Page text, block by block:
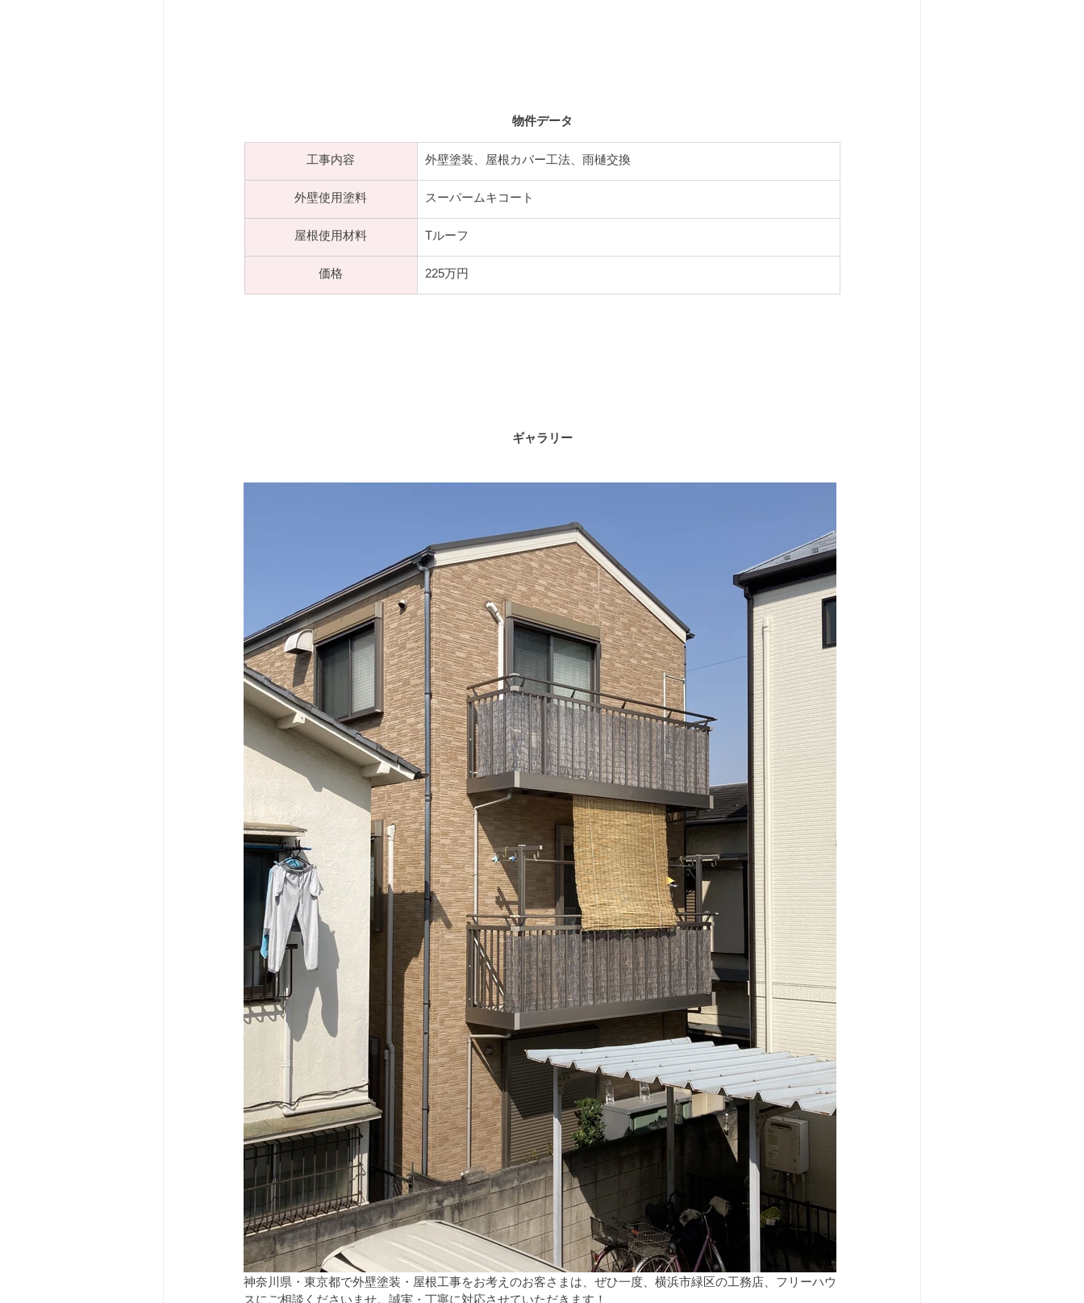
物件データ
​工事内容 ​外壁塗装、屋根カバー工法、雨樋交換
​外壁使用塗料 スーパームキコート
屋根​使用材料 Tルーフ
価格 225万円
ギャラリー
神奈川県・東京都で外壁塗装・屋根工事をお考えのお客さまは、ぜひ一度、横浜市緑区の工務店、フリーハウ
スにご相談くださいませ。誠実・丁寧に対応させていただきます！